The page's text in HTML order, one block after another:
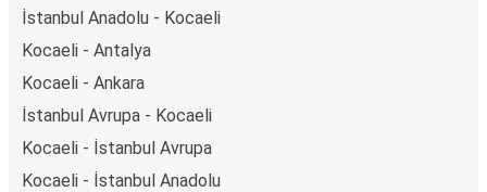
İstanbul Anadolu - Kocaeli
Kocaeli - Antalya
Kocaeli - Ankara
İstanbul Avrupa - Kocaeli
Kocaeli - İstanbul Avrupa
Kocaeli - İstanbul Anadolu